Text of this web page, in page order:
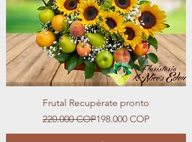
Frutal Recupérate pronto
Precio
220.000 COPPrecio de oferta
198.000 COP